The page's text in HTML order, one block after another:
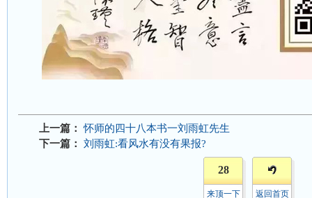
上一篇：
怀师的四十八本书一刘雨虹先生
下一篇：
刘雨虹:看风水有没有果报?
28
来顶一下 返回首页